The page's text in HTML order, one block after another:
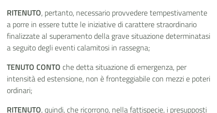
RITENUTO, pertanto, necessario provvedere tempestivamente
a porre in essere tutte le iniziative di carattere straordinario
finalizzate al superamento della grave situazione determinatasi
a seguito degli eventi calamitosi in rassegna;
TENUTO CONTO che detta situazione di emergenza, per
intensità ed estensione, non è fronteggiabile con mezzi e poteri
ordinari;
RITENUTO, quindi, che ricorrono, nella fattispecie, i presupposti